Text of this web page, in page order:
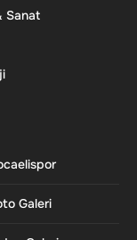
Sanat
Galeri